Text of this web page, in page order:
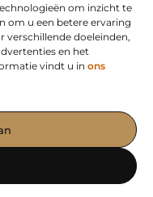
om inzicht te
om u een betere ervaring
verschillende doeleinden,
en het
vindt u in ons
met Impact
inzichten en effectieve